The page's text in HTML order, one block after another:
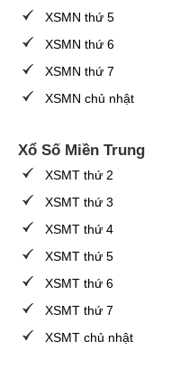
XSMN thứ 5
XSMN thứ 6
XSMN thứ 7
XSMN chủ nhật
Xổ Số Miền Trung
XSMT thứ 2
XSMT thứ 3
XSMT thứ 4
XSMT thứ 5
XSMT thứ 6
XSMT thứ 7
XSMT chủ nhật